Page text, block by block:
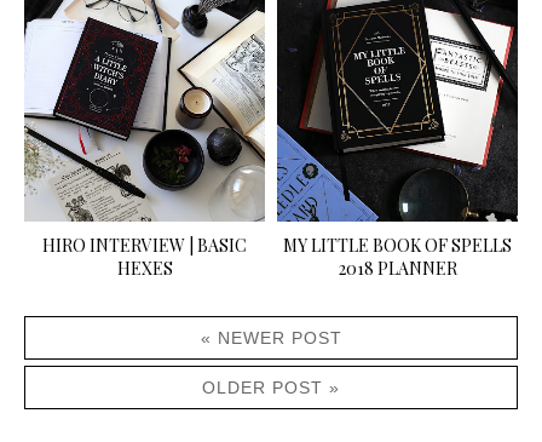
HIRO INTERVIEW | BASIC
HEXES
MY LITTLE BOOK OF SPELLS
2018 PLANNER
« NEWER POST
OLDER POST »